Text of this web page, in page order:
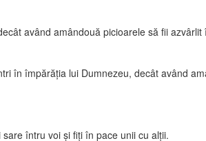
având amândouă picioarele să fii
în împărăţia lui Dumnezeu, decât având
întru voi şi fiţi în pace unii cu alţii.